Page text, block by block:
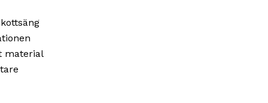
material